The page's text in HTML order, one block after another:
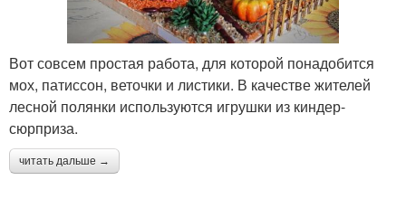
Вот совсем простая работа, для которой понадобится
мох, патиссон, веточки и листики. В качестве жителей
лесной полянки используются игрушки из киндер-
сюрприза.
читать дальше →